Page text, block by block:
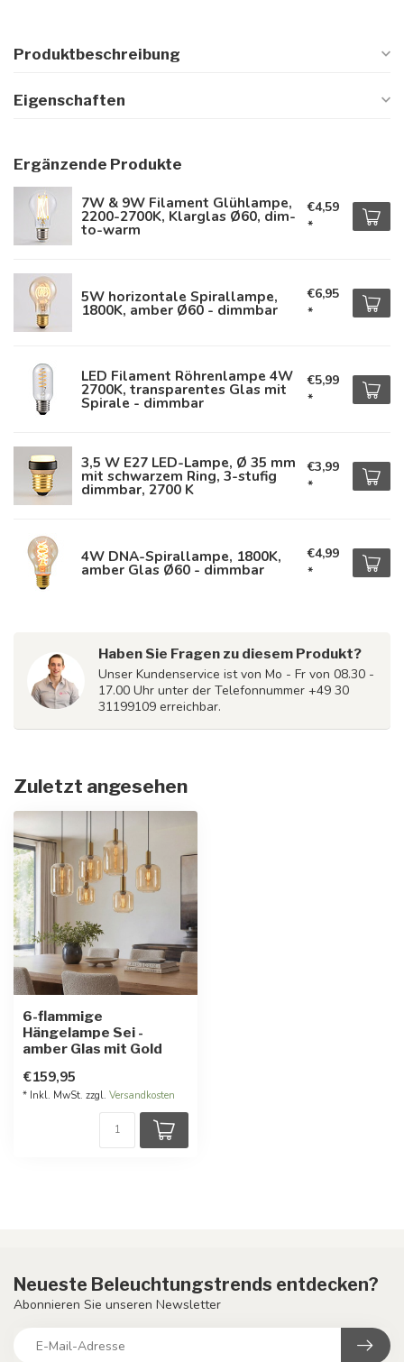
Produktbeschreibung
Eigenschaften
Ergänzende Produkte
7W & 9W Filament Glühlampe,
2200-2700K, Klarglas Ø60, dim-
to-warm
€4,59
*
5W horizontale Spirallampe,
1800K, amber Ø60 - dimmbar
€6,95
*
LED Filament Röhrenlampe 4W
2700K, transparentes Glas mit
Spirale - dimmbar
€5,99
*
3,5 W E27 LED-Lampe, Ø 35 mm
mit schwarzem Ring, 3-stufig
dimmbar, 2700 K
€3,99
*
4W DNA-Spirallampe, 1800K,
amber Glas Ø60 - dimmbar
€4,99
*
Haben Sie Fragen zu diesem Produkt?
Unser Kundenservice ist von Mo - Fr von 08.30 -
17.00 Uhr unter der Telefonnummer +49 30
31199109 erreichbar.
Zuletzt angesehen
6-flammige
Hängelampe Sei -
amber Glas mit Gold
€159,95
* Inkl. MwSt. zzgl. Versandkosten
Neueste Beleuchtungstrends entdecken?
Abonnieren Sie unseren Newsletter